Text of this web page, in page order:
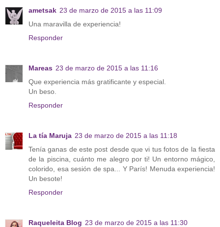
ametsak 23 de marzo de 2015 a las 11:09
Una maravilla de experiencia!
Responder
Mareas 23 de marzo de 2015 a las 11:16
Que experiencia más gratificante y especial.
Un beso.
Responder
La tía Maruja 23 de marzo de 2015 a las 11:18
Tenía ganas de este post desde que vi tus fotos de la fiesta
de la piscina, cuánto me alegro por ti! Un entorno mágico,
colorido, esa sesión de spa... Y París! Menuda experiencia!
Un besote!
Responder
Raqueleita Blog 23 de marzo de 2015 a las 11:30